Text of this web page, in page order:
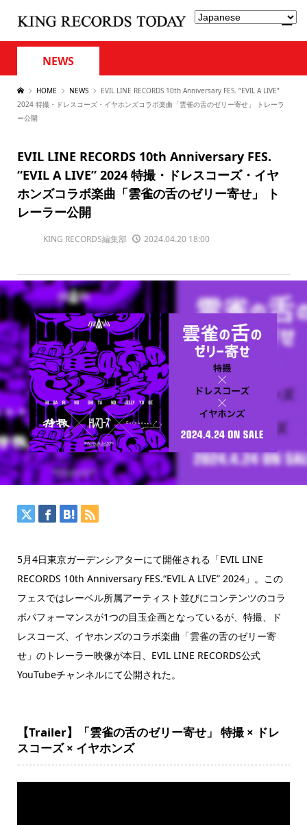
NEWS
HOME NEWS
EVIL LINE RECORDS 10th Anniversary FES. “EVIL A LIVE”
2024 特撮・ドレスコーズ・イヤホンズコラボ楽曲「雲雀の舌のゼリー寄せ」 トレーラ
ー公開
EVIL LINE RECORDS 10th Anniversary FES.
“EVIL A LIVE” 2024 特撮・ドレスコーズ・イヤ
ホンズコラボ楽曲「雲雀の舌のゼリー寄せ」 ト
レーラー公開
KING RECORDS編集部 2024.04.20 18:00
5月4日東京ガーデンシアターにて開催される「EVIL LINE
RECORDS 10th Anniversary FES.“EVIL A LIVE” 2024」。この
フェスではレーベル所属アーティスト並びにコンテンツのコラ
ボパフォーマンスが1つの目玉企画となっているが、特撮、ド
レスコーズ、イヤホンズのコラボ楽曲「雲雀の舌のゼリー寄
せ」のトレーラー映像が本日、EVIL LINE RECORDS公式
YouTubeチャンネルにて公開された。
【Trailer】「雲雀の舌のゼリー寄せ」 特撮 × ドレ
スコーズ × イヤホンズ